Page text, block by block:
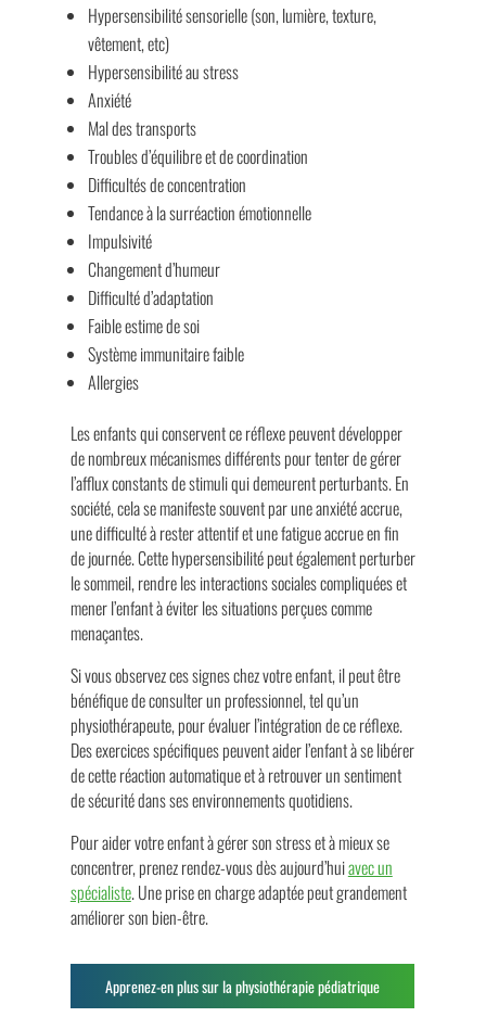
Hypersensibilité sensorielle (son, lumière, texture,
vêtement, etc)
Hypersensibilité au stress
Anxiété
Mal des transports
Troubles d’équilibre et de coordination
Difficultés de concentration
Tendance à la surréaction émotionnelle
Impulsivité
Changement d’humeur
Difficulté d’adaptation
Faible estime de soi
Système immunitaire faible
Allergies
Les enfants qui conservent ce réflexe peuvent développer
de nombreux mécanismes différents pour tenter de gérer
l’afflux constants de stimuli qui demeurent perturbants. En
société, cela se manifeste souvent par une anxiété accrue,
une difficulté à rester attentif et une fatigue accrue en fin
de journée. Cette hypersensibilité peut également perturber
le sommeil, rendre les interactions sociales compliquées et
mener l’enfant à éviter les situations perçues comme
menaçantes.
Si vous observez ces signes chez votre enfant, il peut être
bénéfique de consulter un professionnel, tel qu’un
physiothérapeute, pour évaluer l’intégration de ce réflexe.
Des exercices spécifiques peuvent aider l’enfant à se libérer
de cette réaction automatique et à retrouver un sentiment
de sécurité dans ses environnements quotidiens.
Pour aider votre enfant à gérer son stress et à mieux se
concentrer, prenez rendez-vous dès aujourd’huiavec un
spécialiste. Une prise en charge adaptée peut grandement
améliorer son bien-être.
Apprenez-en plus sur la physiothérapie pédiatrique